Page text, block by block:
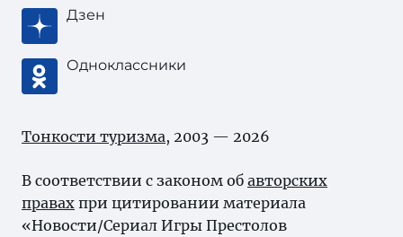
Дзен
Одноклассники
Тонкости туризма, 2003 — 2026
В соответствии с законом об авторских
правах при цитировании материала
«Новости/Сериал Игры Престолов